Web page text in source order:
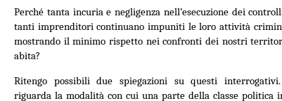
Perché tanta incuria e negligenza nell’esecuzione dei
tanti imprenditori continuano impuniti le loro attività
mostrando il minimo rispetto nei confronti dei nostri
abita?
Ritengo possibili due spiegazioni su questi
riguarda la modalità con cui una parte della classe politica